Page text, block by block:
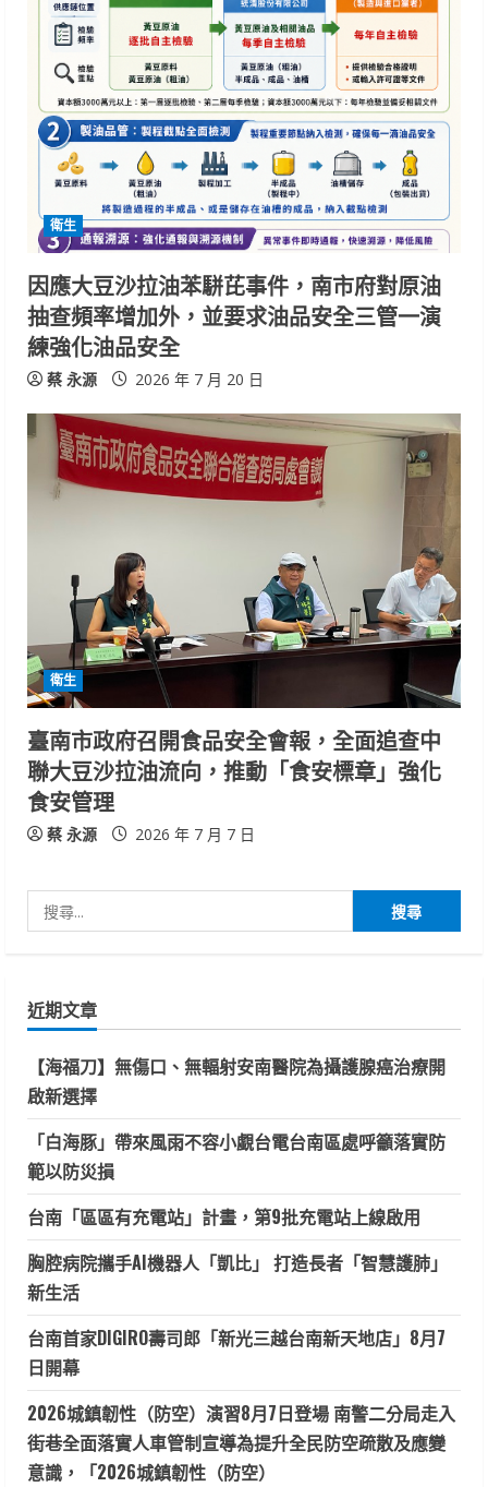
衛生
因應大豆沙拉油苯駢芘事件，南市府對原油
抽查頻率增加外，並要求油品安全三管一演
練強化油品安全
蔡 永源 2026 年 7 月 20 日
衛生
臺南市政府召開食品安全會報，全面追查中
聯大豆沙拉油流向，推動「食安標章」強化
食安管理
蔡 永源 2026 年 7 月 7 日
尋
字:
近期文章
【海福刀】無傷口、無輻射安南醫院為攝護腺癌治療開
啟新選擇
「白海豚」帶來風雨不容小覷台電台南區處呼籲落實防
範以防災損
台南「區區有充電站」計畫，第9批充電站上線啟用
胸腔病院攜手AI機器人「凱比」 打造長者「智慧護肺」
新生活
台南首家DIGIRO壽司郎「新光三越台南新天地店」8月7
日開幕
2026城鎮韌性（防空）演習8月7日登場 南警二分局走入
街巷全面落實人車管制宣導為提升全民防空疏散及應變
意識，「2026城鎮韌性（防空）